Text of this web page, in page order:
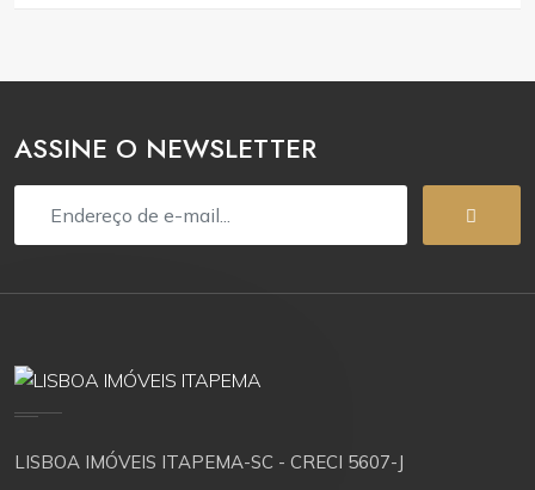
ASSINE O NEWSLETTER
LISBOA IMÓVEIS ITAPEMA-SC - CRECI 5607-J